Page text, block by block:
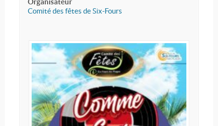
Organisateur
Comité des fêtes de Six-Fours